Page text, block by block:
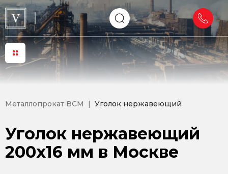
Металлопрокат ВСМ Уголок нержавеющий
Уголок нержавеющий
200х16 мм в Москве